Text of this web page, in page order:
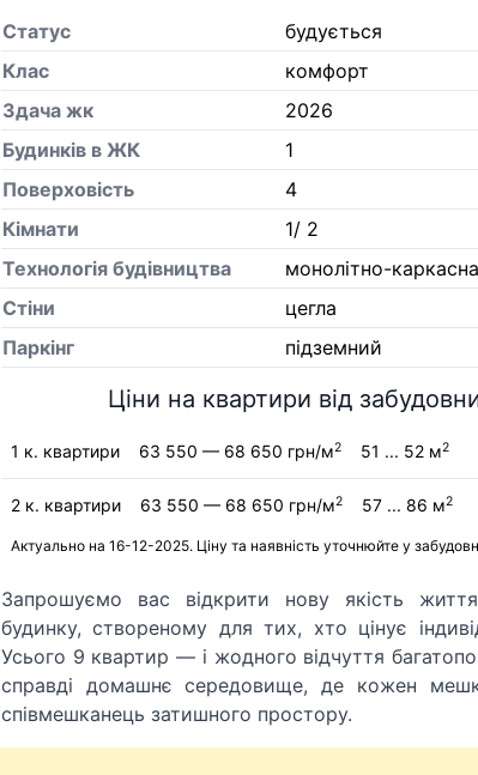
Статус
будується
Клас
комфорт
Здача жк
2026
Будинків в ЖК
1
Поверховість
4
Кiмнати
1/ 2
Технологія будівництва
монолітно-каркасна
Стіни
цегла
Паркінг
підземний
Ціни на квартири від
1 к. квартири 63 550 — 68 650 грн/м2 51 ... 52 м2
2 к. квартири 63 550 — 68 650 грн/м2 57 ... 86 м2
Актуально на 16-12-2025. Ціну та наявність уточнюйте у
Запрошуємо вас відкрити нову якість
будинку, створеному для тих, хто цінує
Усього 9 квартир — і жодного відчуття
справді домашнє середовище, де кожен
співмешканець затишного простору.